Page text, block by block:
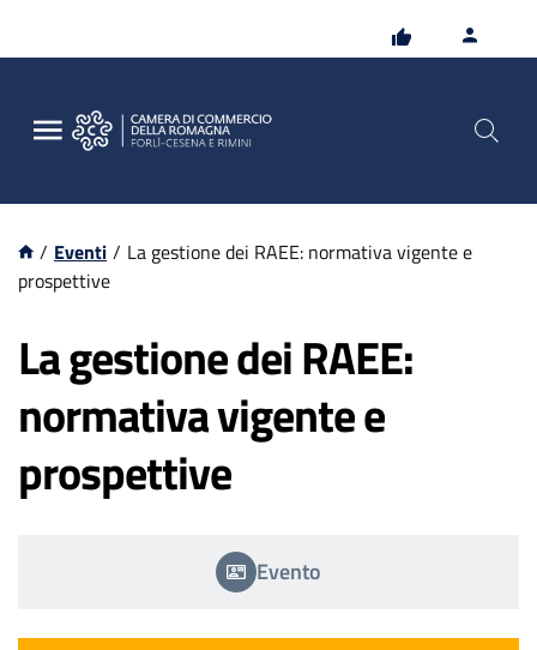
/ Eventi / La gestione dei RAEE: normativa vigente e
prospettive
La gestione dei RAEE:
normativa vigente e
prospettive
Evento